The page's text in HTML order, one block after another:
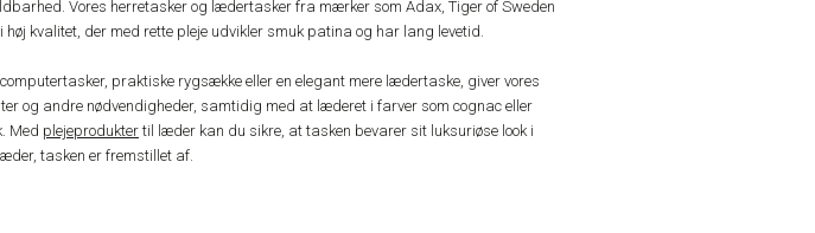
Vores herretasker og lædertasker fra mærker som Adax, Tiger of Sweden
kvalitet, der med rette pleje udvikler smuk patina og har lang levetid.
praktiske rygsække eller en elegant mere lædertaske, giver vores
og andre nødvendigheder, samtidig med at læderet i farver som cognac eller
Med plejeproduktertil læder kan du sikre, at tasken bevarer sit luksuriøse look i
tasken er fremstillet af.